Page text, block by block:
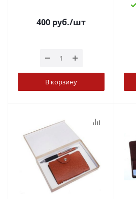
400 руб./шт
В корзину